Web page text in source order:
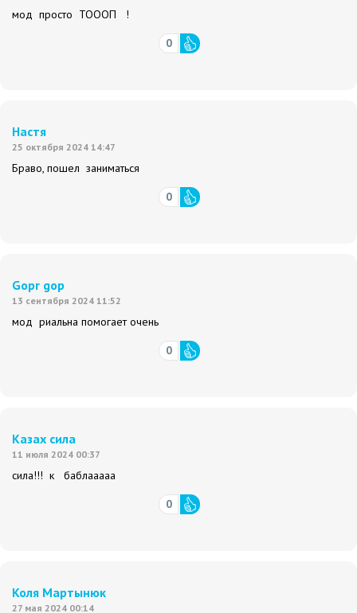
мод просто ТОООП !
0
Настя
25 октября 2024 14:47
Браво, пошел заниматься
0
Gopr gop
13 сентября 2024 11:52
мод риальна помогает очень
0
Казах сила
11 июля 2024 00:37
сила!!! к баблааааа
0
Коля Мартынюк
27 мая 2024 00:14